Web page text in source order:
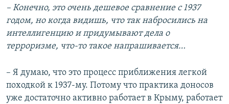
– Конечно, это очень дешевое сравнение с 1937
годом, но когда видишь, что так набросились на
интеллигенцию и придумывают дела о
терроризме, что-то такое напрашивается…
– Я думаю, что это процесс приближения легкой
походкой к 1937-му. Потому что практика доносов
уже достаточно активно работает в Крыму, работает